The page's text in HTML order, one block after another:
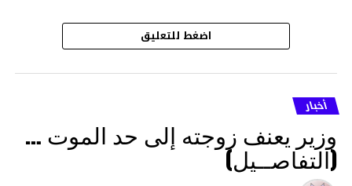
اضغط للتعليق
أخبار
وزير يعنف زوجته إلى حد الموت …
(التفاصــيل)